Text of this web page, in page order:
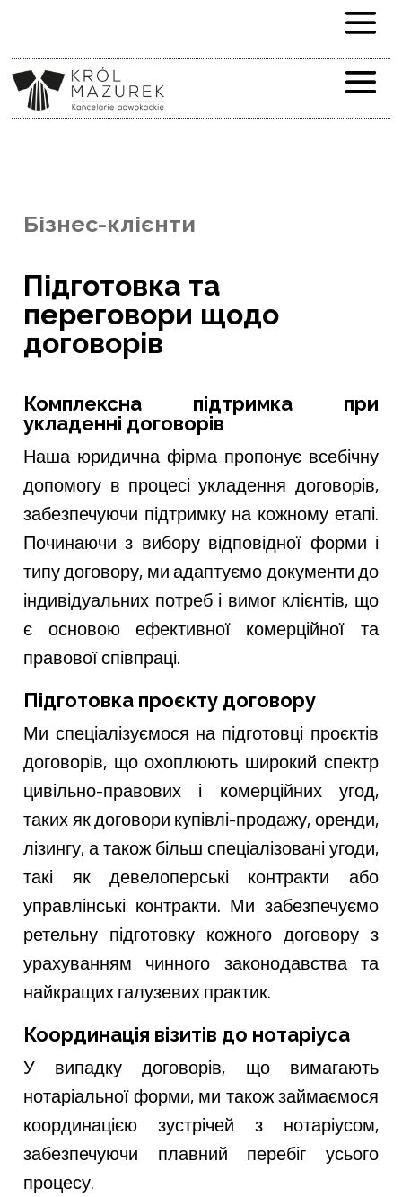
Бізнес-клієнти
Підготовка та
переговори щодо
договорів
Комплексна підтримка при
укладенні договорів
Наша юридична фірма пропонує всебічну
допомогу в процесі укладення договорів,
забезпечуючи підтримку на кожному етапі.
Починаючи з вибору відповідної форми і
типу договору, ми адаптуємо документи до
індивідуальних потреб і вимог клієнтів, що
є основою ефективної комерційної та
правової співпраці.
Підготовка проєкту договору
Ми спеціалізуємося на підготовці проєктів
договорів, що охоплюють широкий спектр
цивільно-правових і комерційних угод,
таких як договори купівлі-продажу, оренди,
лізингу, а також більш спеціалізовані угоди,
такі як девелоперські контракти або
управлінські контракти. Ми забезпечуємо
ретельну підготовку кожного договору з
урахуванням чинного законодавства та
найкращих галузевих практик.
Координація візитів до нотаріуса
У випадку договорів, що вимагають
нотаріальної форми, ми також займаємося
координацією зустрічей з нотаріусом,
забезпечуючи плавний перебіг усього
процесу.